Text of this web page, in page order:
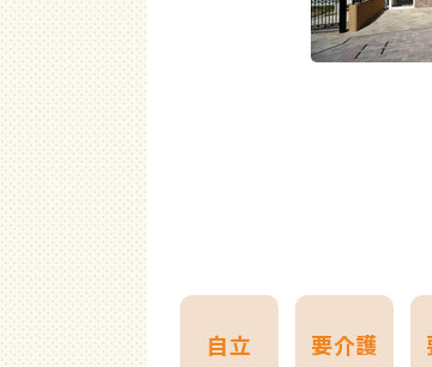
自立 要介護